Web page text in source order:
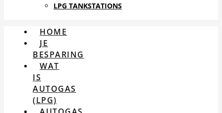
LPG TANKSTATIONS
HOME
JE
BESPARING
WAT
IS
AUTOGAS
(LPG)